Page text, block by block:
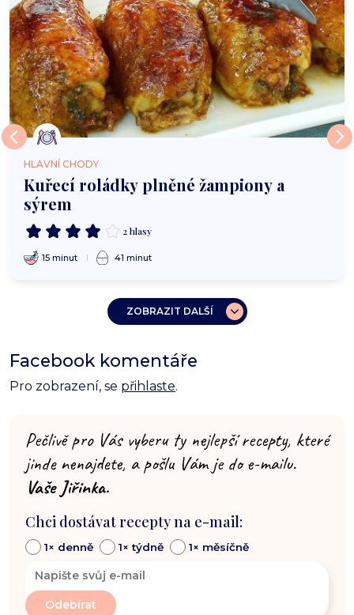
HLAVNÍ CHODY
Kuřecí roládky plněné žampiony a
sýrem
2 hlasy
15 minut 41 minut
ZOBRAZIT DALŠÍ
Facebook komentáře
Pro zobrazení, se přihlaste.
Pečlivě pro Vás vyberu ty nejlepší recepty, které
jinde nenajdete, a pošlu Vám je do e-mailu.
Vaše Jiřinka.
Chci dostávat recepty na e-mail:
1× denně 1× týdně 1× měsíčně